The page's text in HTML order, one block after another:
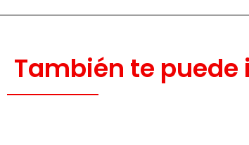
También te puede